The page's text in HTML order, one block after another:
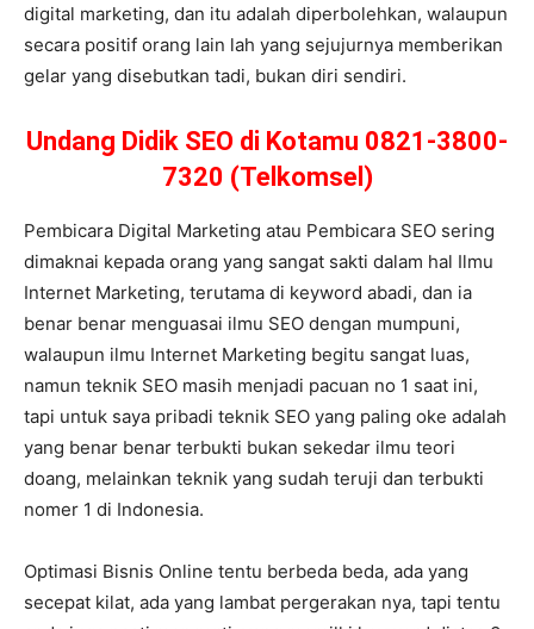
digital marketing, dan itu adalah diperbolehkan, walaupun
secara positif orang lain lah yang sejujurnya memberikan
gelar yang disebutkan tadi, bukan diri sendiri.
Undang Didik SEO di Kotamu 0821-3800-
7320 (Telkomsel)
Pembicara Digital Marketing atau Pembicara SEO sering
dimaknai kepada orang yang sangat sakti dalam hal Ilmu
Internet Marketing, terutama di keyword abadi, dan ia
benar benar menguasai ilmu SEO dengan mumpuni,
walaupun ilmu Internet Marketing begitu sangat luas,
namun teknik SEO masih menjadi pacuan no 1 saat ini,
tapi untuk saya pribadi teknik SEO yang paling oke adalah
yang benar benar terbukti bukan sekedar ilmu teori
doang, melainkan teknik yang sudah teruji dan terbukti
nomer 1 di Indonesia.
Optimasi Bisnis Online tentu berbeda beda, ada yang
secepat kilat, ada yang lambat pergerakan nya, tapi tentu